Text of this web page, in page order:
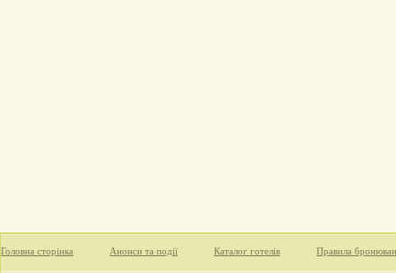
Головна сторінка Анонси та події Каталог готелів Правила